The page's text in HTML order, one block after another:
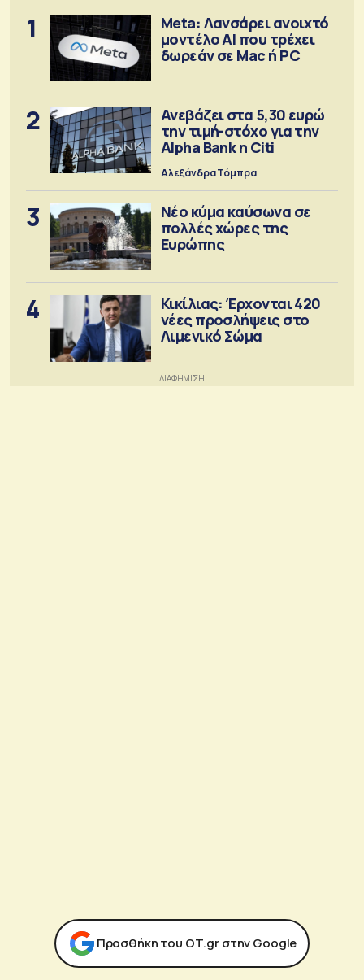
1
Meta: Λανσάρει ανοιχτό
μοντέλο ΑΙ που τρέχει
δωρεάν σε Mac ή PC
2
Ανεβάζει στα 5,30 ευρώ
την τιμή-στόχο για την
Alpha Bank η Citi
Αλεξάνδρα Τόμπρα
3
Νέο κύμα καύσωνα σε
πολλές χώρες της
Ευρώπης
4
Κικίλιας: Έρχονται 420
νέες προσλήψεις στο
Λιμενικό Σώμα
Προσθήκη του ΟΤ.gr στην Google